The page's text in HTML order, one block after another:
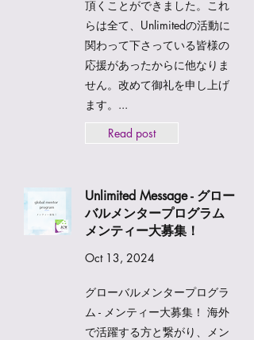
頂くことができました。これ
らは全て、Unlimitedの活動に
関わって下さっている皆様の
応援があったからに他なりま
せん。改めて御礼を申し上げ
ます。...
Read post
Unlimited Message - グロー
バルメンタープログラム
メンティー大募集！
Oct 13, 2024
グローバルメンタープログラ
ム - メンティー大募集！ 海外
で活躍する方と繋がり、メン